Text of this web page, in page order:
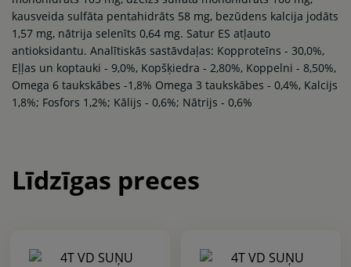
kausveida sulfāta pentahidrāts 58 mg, bezūdens kalcija jodāts
1,57 mg, nātrija selenīts 0,64 mg. Satur ES atļauto
antioksidantu. Analītiskās sastāvdaļas: Kopproteīns - 30,0%,
Eļļas un koptauki - 9,0%, Kopšķiedra - 2,80%, Koppelni - 8,50%,
Omega 6 taukskābes -1,8% Omega 3 taukskābes - 0,4%, Kalcijs
1,8%; Fosfors 1,2%; Kālijs - 0,6%; Nātrijs - 0,6%
Līdzīgas preces